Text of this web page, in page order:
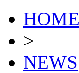
HOME
>
NEWS